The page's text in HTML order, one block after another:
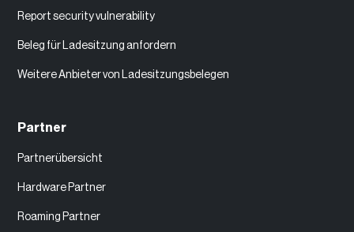
Report security vulnerability
Beleg für Ladesitzung anfordern
Weitere Anbieter von Ladesitzungsbelegen
Partner
Partnerübersicht
Hardware Partner
Roaming Partner